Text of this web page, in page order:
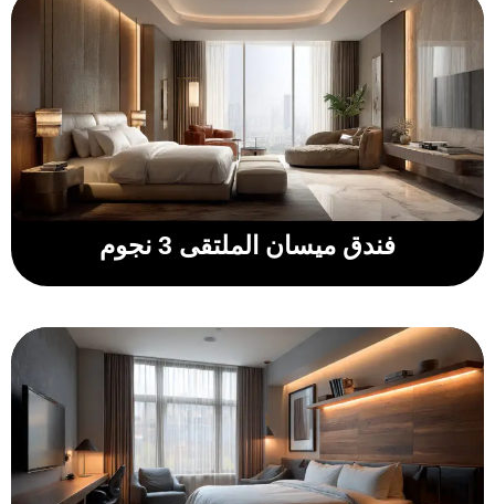
فندق ميسان الملتقى 3 نجوم